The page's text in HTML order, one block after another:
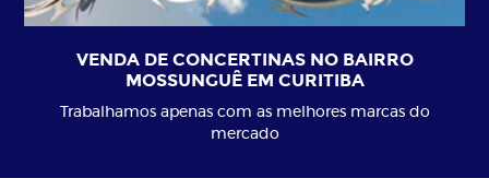
VENDA DE CONCERTINAS NO BAIRRO
MOSSUNGUÊ EM CURITIBA
Trabalhamos apenas com as melhores marcas do
mercado